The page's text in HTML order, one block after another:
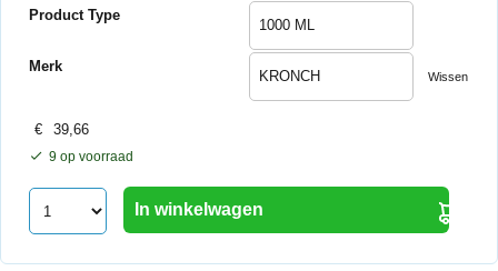
€65,45
Product Type
Merk
Wissen
€ 39,66
9 op voorraad
In winkelwagen